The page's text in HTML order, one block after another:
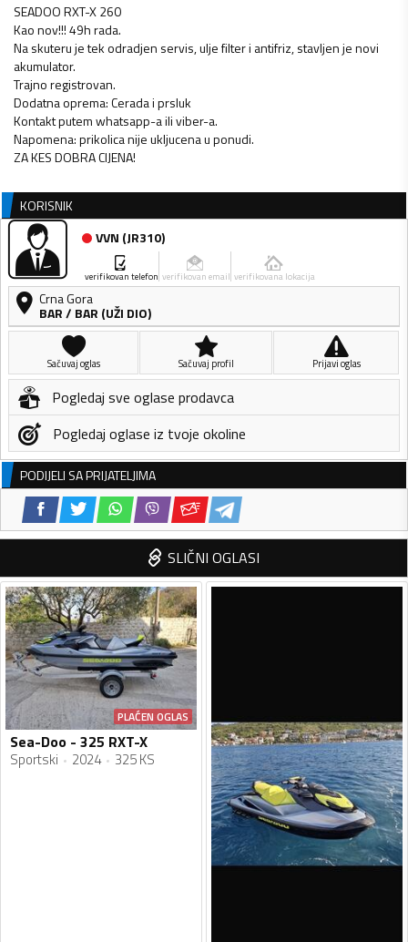
SEADOO RXT-X 260
Kao nov!!! 49h rada.
Na skuteru je tek odradjen servis, ulje filter i antifriz, stavljen je novi
akumulator.
Trajno registrovan.
Dodatna oprema: Cerada i prsluk
Kontakt putem whatsapp-a ili viber-a.
Napomena: prikolica nije ukljucena u ponudi.
ZA KES DOBRA CIJENA!
KORISNIK
VVN (JR310)
verifikovan telefon verifikovan email verifikovana lokacija
Crna Gora
BAR/ BAR (UŽI DIO)
Sačuvaj oglas Sačuvaj profil Prijavi oglas
Pogledaj sve oglase prodavca
Pogledaj oglase iz tvoje okoline
PODIJELI SA PRIJATELJIMA
SLIČNI OGLASI
PLAĆEN OGLAS
Sea-Doo - 325 RXT-X
Sportski 2024 325 KS